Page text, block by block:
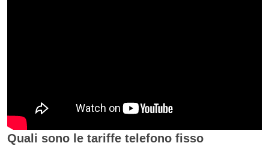
Quali sono le tariffe telefono fisso